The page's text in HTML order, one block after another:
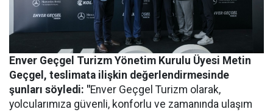
Enver Geçgel Turizm Yönetim Kurulu Üyesi Metin
Geçgel , teslimata ilişkin değerlendirmesinde
şunları söyledi: "Enver Geçgel Turizm olarak,
yolcularımıza güvenli, konforlu ve zamanında ulaşım